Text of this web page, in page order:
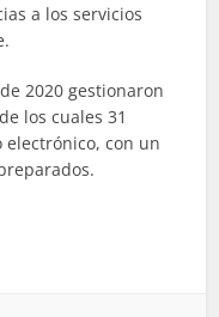
a los servicios
2020 gestionaron
los cuales 31
con un